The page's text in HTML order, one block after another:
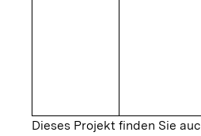
Dieses Projekt finden Sie